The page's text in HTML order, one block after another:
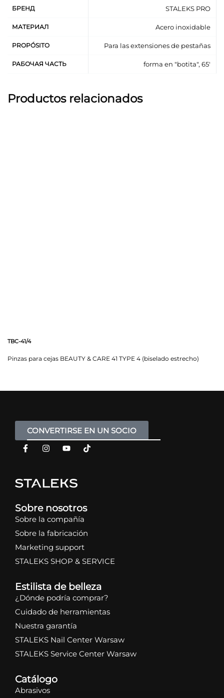
Cómoda parte de trabajo de las pinzas, los bordes
exteriores e interiores del ojo.
El esmerilado y pulido profesionales prolongan
reflectante evita el deslizamiento en la mano.
БРЕНД STALEKS PRO
МАТЕРИАЛ Acero inoxidable
PROPÓSITO Para las extensiones de pestañas
РАБОЧАЯ ЧАСТЬ forma en "botita", 65'
Productos relacionados
TBC-41/4
Pinzas para cejas BEAUTY & CARE 41 TYPE 4 (biselado estrecho)
CONVERTIRSE EN UN SOCIO
Sobre nosotros
Sobre la compañía
Sobre la fabricación
Marketing support
STALEKS SHOP & SERVICE
Estilista de belleza
¿Dónde podría comprar?
Cuidado de herramientas
Nuestra garantía
STALEKS Nail Center Warsaw
STALEKS Service Center Warsaw
Catálogo
Abrasivos